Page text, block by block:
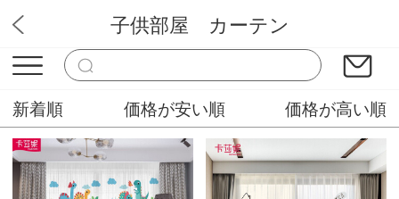
ミステリーカーテンショップ
子供部屋 カーテン
新着順 価格が安い順 価格が高い順